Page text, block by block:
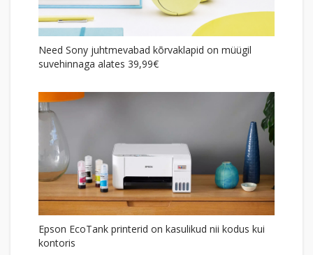
Need Sony juhtmevabad kõrvaklapid on müügil
suvehinnaga alates 39,99€
Epson EcoTank printerid on kasulikud nii kodus kui
kontoris